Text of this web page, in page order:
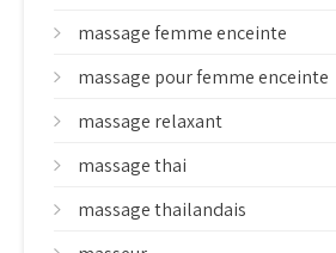
massage femme enceinte
massage pour femme enceinte
massage relaxant
massage thai
massage thailandais